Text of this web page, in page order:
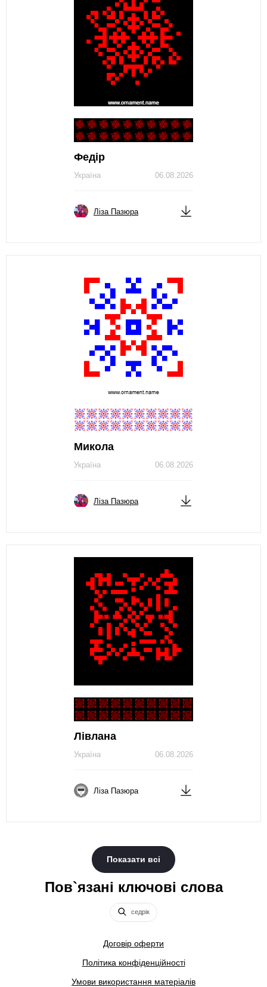
Федір
06.08.2026
Україна
Ліза Пазюра
Микола
06.08.2026
Україна
Ліза Пазюра
Лівлана
06.08.2026
Україна
Ліза Пазюра
Показати всі
Пов`язані ключові слова
седрік
Договір оферти
Політика конфіденційності
Умови використання матеріалів